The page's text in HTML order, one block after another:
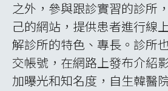
先進行檢測，提升醫師治療
機構，小朋友害怕針灸，院
筆，我們嘗試針灸自己，幾
帶領我們練習鼻腔與耳道內
慢性問題、寒熱症一覽無遺